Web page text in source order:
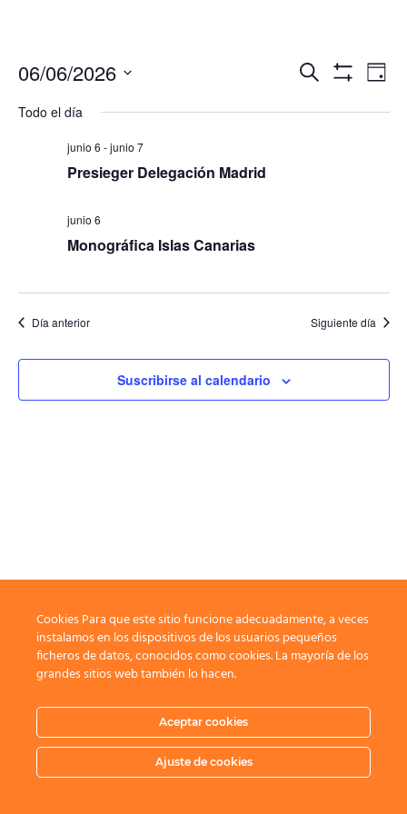
búsqueda
Buscar
de
Día
06/06/2026
fecha.
Todo el día
junio 6 -junio 7
Presieger Delegación Madrid
junio 6
Monográfica Islas Canarias
Día anterior Siguiente día
Suscribirse al calendario
Cookies Para que este sitio funcione adecuadamente, a veces
instalamos en los dispositivos de los usuarios pequeños
ficheros de datos, conocidos como cookies. La mayoría de los
grandes sitios web también lo hacen.
Aceptar cookies
Ajuste de cookies